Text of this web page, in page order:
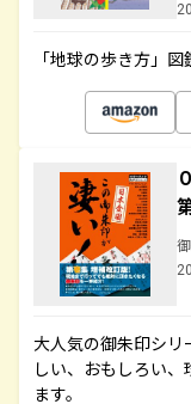
「地球の歩き方」
大人気の御朱印シリ
しい、おもしろい
ます。